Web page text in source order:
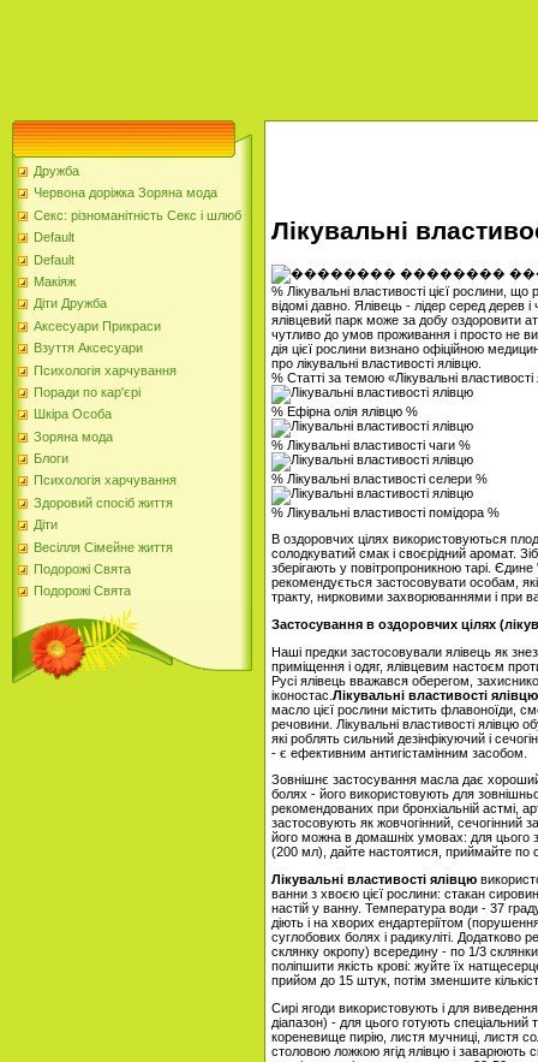
Дружба
Червона доріжка Зоряна мода
Секс: різноманітність Секс і шлюб
Default
Default
Макіяж
Діти Дружба
Аксесуари Прикраси
Взуття Аксесуари
Психологія харчування
Поради по кар'єрі
Шкіра Особа
Зоряна мода
Блоги
Психологія харчування
Здоровий спосіб життя
Діти
Весілля Сімейне життя
Подорожі Свята
Подорожі Свята
Лікувальні
% Лікувальні властивості цієї рослини, що
відомі давно. Ялівець - лідер серед дерев
ялівцевий парк може за добу оздоровити
чутливо до умов проживання і просто не
дія цієї рослини визнано офіційною
про лікувальні властивості ялівцю.
% Статті за темою «Лікувальні
% Ефірна олія ялівцю %
% Лікувальні властивості чаги %
% Лікувальні властивості селери %
% Лікувальні властивості помідора %
В оздоровчих цілях використовуються
солодкуватий смак і своєрідний аромат.
зберігають у повітропроникною тарі.
рекомендується застосовувати особам,
тракту, нирковими захворюваннями і при
Застосування в оздоровчих цілях
Наші предки застосовували ялівець як
приміщення і одяг, ялівцевим настоєм
Русі ялівець вважався оберегом,
іконостас. Лікувальні властивості ялівцю
масло цієї рослини містить флавоноїди,
речовини. Лікувальні властивості
які роблять сильний дезінфікуючий і
- є ефективним антигістамінним засобом.
Зовнішнє застосування масла дає
болях - його використовують для
рекомендованих при бронхіальній астмі,
застосовують як жовчогінний, сечогінний
його можна в домашніх умовах: для цього
(200 мл), дайте настоятися, приймайте по
Лікувальні властивості ялівцю
ванни з хвоєю цієї рослини: стакан
настій у ванну. Температура води - 37
діють і на хворих ендартеріїтом
суглобових болях і радикуліті. Додатково
склянку окропу) всередину - по 1/3
поліпшити якість крові: жуйте їх
прийом до 15 штук, потім зменшите
Сирі ягоди використовують і для виведення
діапазон) - для цього готують
кореневище пирію, листя мучниці, листя
столовою ложкою ягід ялівцю і заварюють